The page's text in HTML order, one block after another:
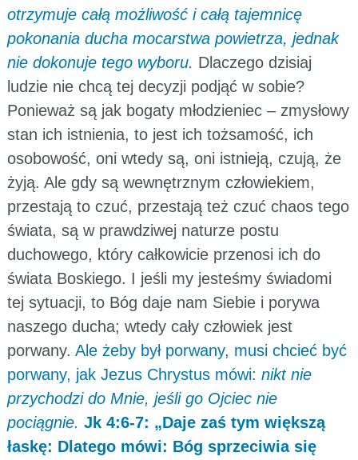
otrzymuje całą możliwość i całą tajemnicę
pokonania ducha mocarstwa powietrza, jednak
nie dokonuje tego wyboru. Dlaczego dzisiaj
ludzie nie chcą tej decyzji podjąć w sobie?
Ponieważ są jak bogaty młodzieniec – zmysłowy
stan ich istnienia, to jest ich tożsamość, ich
osobowość, oni wtedy są, oni istnieją, czują, że
żyją. Ale gdy są wewnętrznym człowiekiem,
przestają to czuć, przestają też czuć chaos tego
świata, są w prawdziwej naturze postu
duchowego, który całkowicie przenosi ich do
świata Boskiego. I jeśli my jesteśmy świadomi
tej sytuacji, to Bóg daje nam Siebie i porywa
naszego ducha; wtedy cały człowiek jest
porwany. Ale żeby był porwany, musi chcieć być
porwany, jak Jezus Chrystus mówi: nikt nie
przychodzi do Mnie, jeśli go Ojciec nie
pociągnie. Jk 4:6-7: „Daje zaś tym większą
łaskę: Dlatego mówi: Bóg sprzeciwia się